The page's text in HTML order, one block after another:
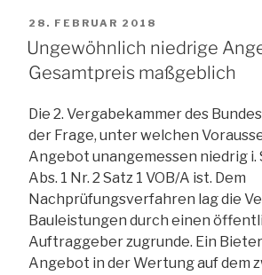
VERÖFFENTLICHT
AM
28. FEBRUAR 2018
Ungewöhnlich niedrige
Gesamtpreis maßgeblich
Die 2. Vergabekammer des
der Frage, unter welchen
Angebot unangemessen niedrig i.
Abs. 1 Nr. 2 Satz 1 VOB/A ist. Dem
Nachprüfungsverfahren lag die
Bauleistungen durch einen
Auftraggeber zugrunde. Ein
Angebot in der Wertung auf dem